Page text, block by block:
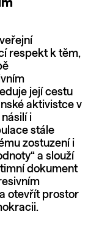
respekt k těm,
její cestu
aktivistce v
i
stále
zostuzení i
a slouží
dokument
otevřít prostor